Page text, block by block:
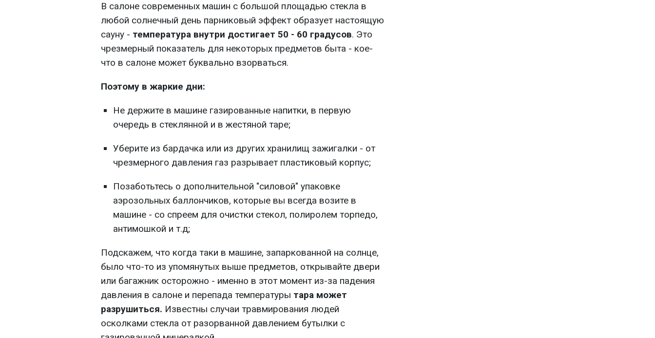
В салоне современных машин с большой площадью стекла в
любой солнечный день парниковый эффект образует настоящую
сауну - температура внутри достигает 50 - 60 градусов. Это
чрезмерный показатель для некоторых предметов быта - кое-
что в салоне может буквально взорваться.
Поэтому в жаркие дни:
Не держите в машине газированные напитки, в первую
очередь в стеклянной и в жестяной таре;
Уберите из бардачка или из других хранилищ зажигалки - от
чрезмерного давления газ разрывает пластиковый корпус;
Позаботьтесь о дополнительной "силовой" упаковке
аэрозольных баллончиков, которые вы всегда возите в
машине - со спреем для очистки стекол, полиролем торпедо,
антимошкой и т.д;
Подскажем, что когда таки в машине, запаркованной на солнце,
было что-то из упомянутых выше предметов, открывайте двери
или багажник осторожно - именно в этот момент из-за падения
давления в салоне и перепада температуры тара может
разрушиться. Известны случаи травмирования людей
осколками стекла от разорванной давлением бутылки с